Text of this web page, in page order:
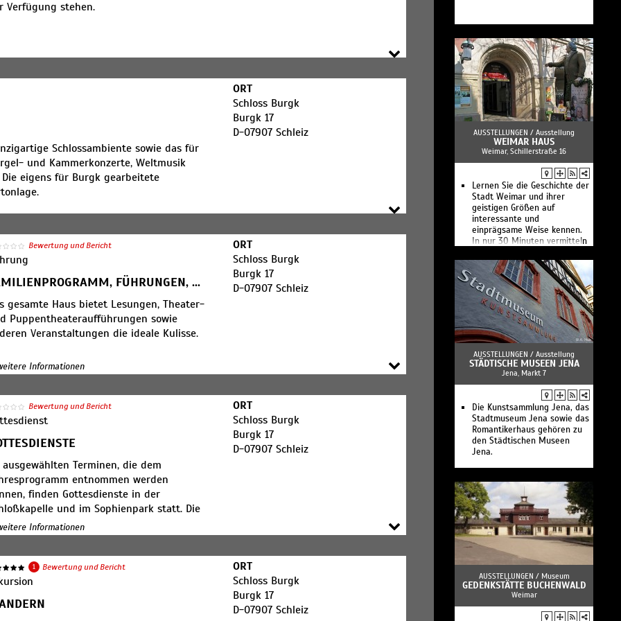
Verfügung stehen.
- lat.: "aus den Büchern"), die größte
Heinicke, die 1981 dem Museum
und Künstlern sowie durch Ankäufe
heute Exlibris aus fünf
als 60 Ländern. Sie setzt im frühen
Von einigen ist das Exlibris-Werk
Bestand ist dem 17. und 18.
gibt einen repräsentativen
Künstlerbüchern, die, parallel zu den
und dokumentiert. Ausgehend von
wurde seit den 1990er Jahren die
und beträchtlich erweitert.
Zeitschriften aus der DDR, die
ausnutzend, von 1982 an
vorhanden sind wichtige
ODER.
regionalgeschichtliche Bibliothek
Büchern zu Kunst, Architektur und
zum 19. Jahrhundert zur Verfügung.
einem für das Haus wichtigen
Schlossambiente sowie das für
und Kammerkonzerte, Weltmusik
eigens für Burgk gearbeitete
ORT
Schloss Burgk
Burgk 17
D-07907 Schleiz
Bewertung und Bericht
FÜHRUNGEN, ...
gesamte Haus bietet Lesungen, Theater-
Puppentheateraufführungen sowie
Veranstaltungen die ideale Kulisse.
ORT
Schloss Burgk
Burgk 17
D-07907 Schleiz
Informationen
Bewertung und Bericht
ausgewählten Terminen, die dem
entnommen werden
finden Gottesdienste in der
und im Sophienpark statt. Die
werden auf der Webseite unter
veröffentlicht.
ORT
Schloss Burgk
Burgk 17
D-07907 Schleiz
Informationen
1 Bewertung und Bericht
ORT
Schloss Burgk
Burgk 17
D-07907 Schleiz
Alle Wege führen nach Rom ...
Digitale Werkstatt
Du bist Faust. Goethes Drama
in der Kunst
Glucks Iphigenie
Sammlungshighlights
Virtuelle Ausstellungen
Von Delacroix bis Warhol
Winckelmann. Moderne Antike
Die Klassik Stiftung Weimar
vereint eine Vielzahl an
Forschungseinrichtungen,
Sehenswürdigkeiten,
historischen Wohnhäusern,
Museen, Schlössern und
Parkanlagen.
AUSSTELLUNGEN / Ausstellung
WEIMAR HAUS
Weimar, Schillerstraße 16
Lernen Sie die Geschichte der
Stadt Weimar und ihrer
geistigen Größen auf
interessante und
einprägsame Weise kennen.
In nur 30 Minuten vermitteln
geschichtlichen Überblick
über 5000 Jahre Weimarer
Geschichte.
AUSSTELLUNGEN / Ausstellung
STÄDTISCHE MUSEEN JENA
Jena, Markt 7
Die Kunstsammlung Jena, das
Stadtmuseum Jena sowie das
Romantikerhaus gehören zu
den Städtischen Museen
Jena.
AUSSTELLUNGEN / Museum
GEDENKSTÄTTE BUCHENWALD
Weimar